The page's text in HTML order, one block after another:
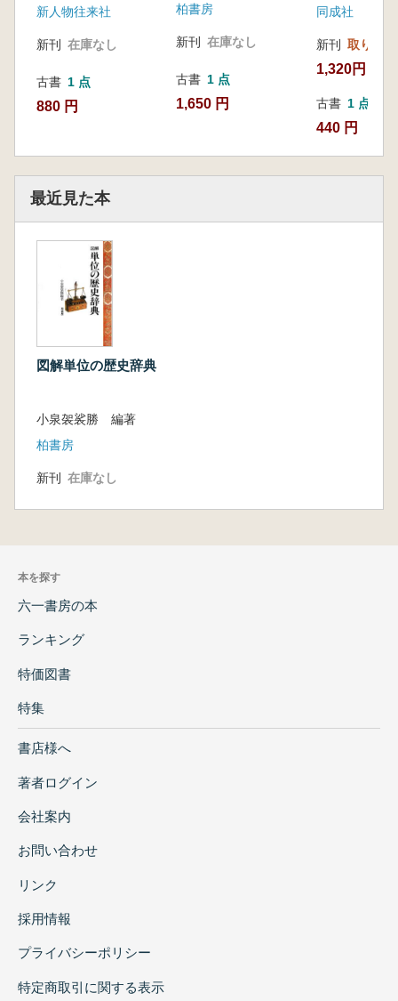
新人物往来社
新刊 在庫なし
古書 1 点
880 円
柏書房
新刊 在庫なし
古書 1 点
1,650 円
同成社
新刊 取り寄せ
1,320円
古書 1 点
440 円
最近見た本
図解単位の歴史辞典
小泉袈裟勝 編著
柏書房
新刊 在庫なし
本を探す
六一書房の本
ランキング
特価図書
特集
書店様へ
著者ログイン
会社案内
お問い合わせ
リンク
採用情報
プライバシーポリシー
特定商取引に関する表示